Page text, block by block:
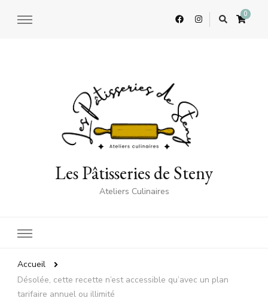
0
Les Pâtisseries de Steny
Ateliers Culinaires
Accueil
Désolée, cette recette n’est accessible qu’avec un plan
tarifaire annuel ou illimité